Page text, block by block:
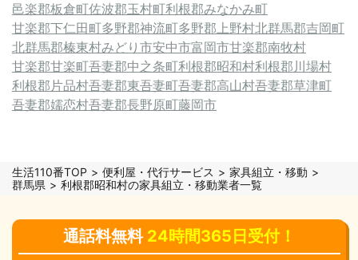
邑楽郡板倉町佐波郡玉村町利根郡みなかみ町
甘楽郡下仁田町多野郡神流町多野郡上野村北群馬郡吉岡町
北群馬郡榛東村みどり市安中市富岡市甘楽郡南牧村
甘楽郡甘楽町吾妻郡中之条町利根郡昭和村利根郡川場村
利根郡片品村吾妻郡東吾妻町吾妻郡高山村吾妻郡草津町
吾妻郡嬬恋村吾妻郡長野原町藤岡市
生活110番TOP 便利屋・代行サービス
家具組立・移動
群馬県
利根郡昭和村の家具組立・移動業者一覧
通話料無料 24時間365日受付！